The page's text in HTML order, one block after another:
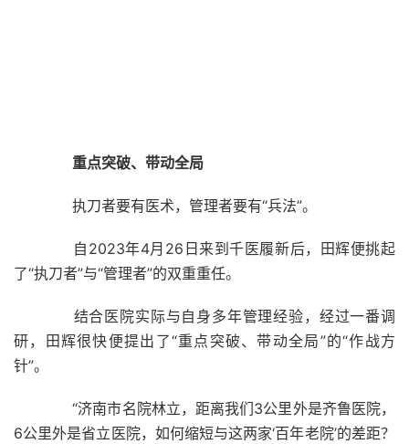
重点突破、带动全局
执刀者要有医术，管理者要有“兵法”。
自2023年4月26日来到千医履新后，田辉便挑起
了“执刀者”与“管理者”的双重重任。
结合医院实际与自身多年管理经验，经过一番调
研，田辉很快便提出了“重点突破、带动全局”的“作战方
针”。
“济南市名院林立，距离我们3公里外是齐鲁医院，
6公里外是省立医院，如何缩短与这两家‘百年老院’的差距？